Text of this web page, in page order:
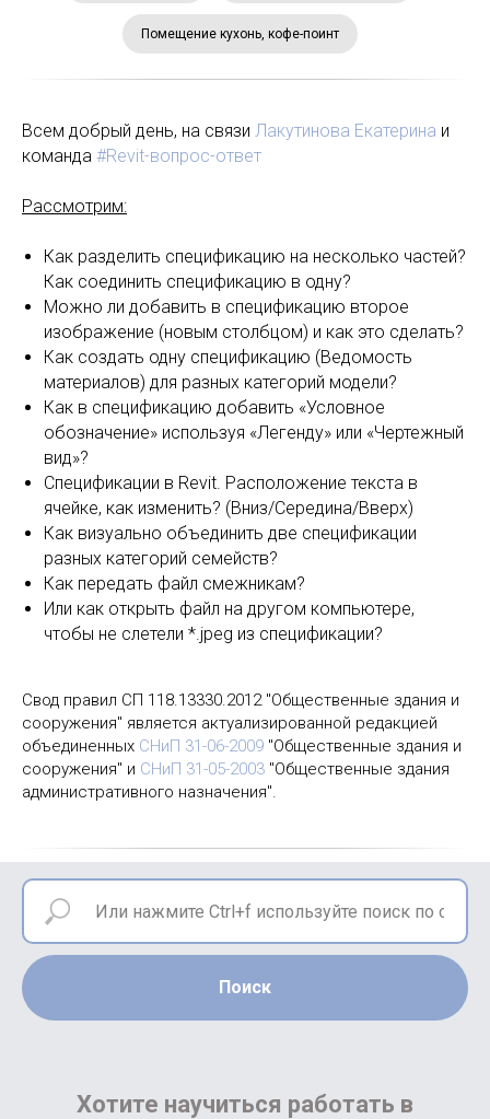
Помещение кухонь, кофе-поинт
Всем добрый день, на связи Лакутинова Екатерина и
команда #Revit-вопрос-ответ
Рассмотрим:
Как разделить спецификацию на несколько частей?
Как соединить спецификацию в одну?
Можно ли добавить в спецификацию второе
изображение (новым столбцом) и как это сделать?
Как создать одну спецификацию (Ведомость
материалов) для разных категорий модели?
Как в спецификацию добавить «Условное
обозначение» используя «Легенду» или «Чертежный
вид»?
Спецификации в Revit. Расположение текста в
ячейке, как изменить? (Вниз/Середина/Вверх)
Как визуально объединить две спецификации
разных категорий семейств?
Как передать файл смежникам?
Или как открыть файл на другом компьютере,
чтобы не слетели *.jpeg из спецификации?
Свод правил СП 118.13330.2012 "Общественные здания и
сооружения" является актуализированной редакцией
объединенных СНиП 31-06-2009 "Общественные здания и
сооружения" и СНиП 31-05-2003 "Общественные здания
административного назначения".
Поиск
Хотите научиться работать в